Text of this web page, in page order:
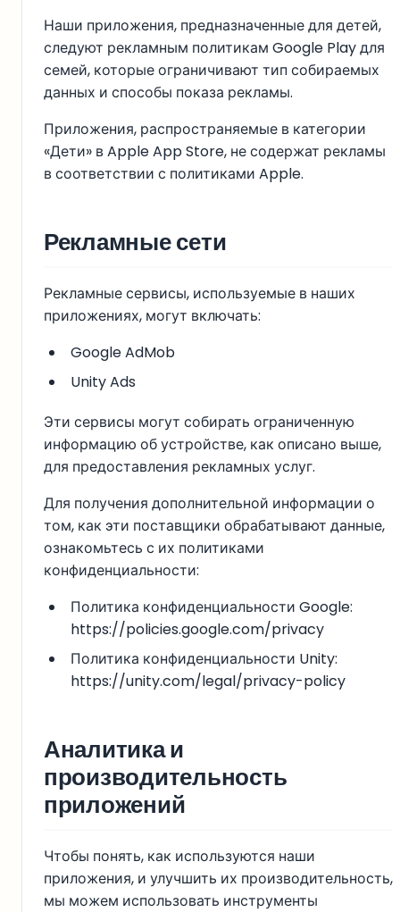
Наши приложения, предназначенные для детей,
следуют рекламным политикам Google Play для
семей, которые ограничивают тип собираемых
данных и способы показа рекламы.
Приложения, распространяемые в категории
«Дети» в Apple App Store, не содержат рекламы
в соответствии с политиками Apple.
Рекламные сети
Рекламные сервисы, используемые в наших
приложениях, могут включать:
Google AdMob
Unity Ads
Эти сервисы могут собирать ограниченную
информацию об устройстве, как описано выше,
для предоставления рекламных услуг.
Для получения дополнительной информации о
том, как эти поставщики обрабатывают данные,
ознакомьтесь с их политиками
конфиденциальности:
Политика конфиденциальности Google:
https://policies.google.com/privacy
Политика конфиденциальности Unity:
https://unity.com/legal/privacy-policy
Аналитика и
производительность
приложений
Чтобы понять, как используются наши
приложения, и улучшить их производительность,
мы можем использовать инструменты